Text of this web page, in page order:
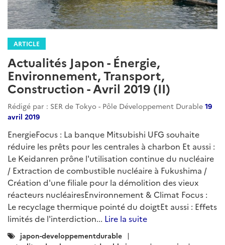
Sous les feux de la critique, le Japon devrait revoir sa
politique d'exportation du charbon vers les pays en
développement. Entrée de Marubeni sur le marché
taïwanais des énergies renouvelables. Toyota Motor
investit dans la conduite automatisée et les véhicules
électriques.... Lire la suite
Catégories
japon-developpementdurable
energies-fossiles
transition-energetique
energies-renouvelables
transports-intelligents
automobile
transport-routier
mobilite-durable
developpement-durable